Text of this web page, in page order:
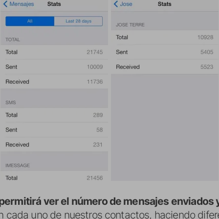
ver el número de mensajes enviados
cada uno de nuestros contactos, haciendo